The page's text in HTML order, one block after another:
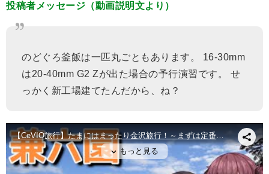
投稿者メッセージ（動画説明文より）
のどぐろ釜飯は一匹丸ごともあります。 16-30mm
は20-40mm G2 Zが出た場合の予行演習です。 せ
っかく新工場建てたんだから、ね？